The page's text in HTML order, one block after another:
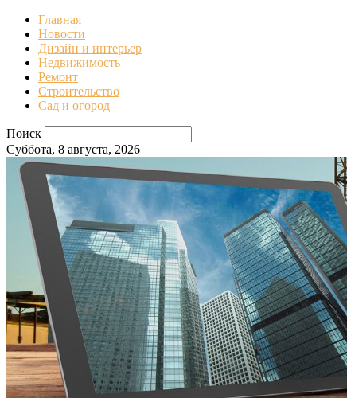
Главная
Новости
Дизайн и интерьер
Недвижимость
Ремонт
Строительство
Сад и огород
Поиск
Суббота, 8 августа, 2026